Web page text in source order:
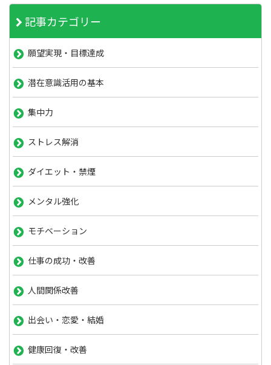
記事カテゴリー
願望実現・目標達成
潜在意識活用の基本
集中力
ストレス解消
ダイエット・禁煙
メンタル強化
モチベーション
仕事の成功・改善
人間関係改善
出会い・恋愛・結婚
健康回復・改善